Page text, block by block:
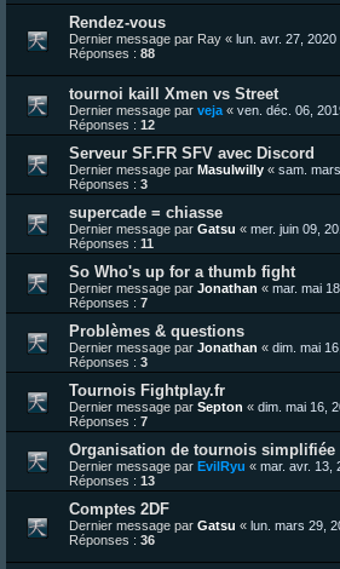
Rendez-vous
Dernier message par Ray « lun. avr. 27,
Réponses : 88
tournoi kaill Xmen vs Street
Dernier message par veja « ven. déc. 06,
Réponses : 12
Serveur SF.FR SFV avec Discord
Dernier message par Masulwilly « sam.
Réponses : 3
supercade = chiasse
Dernier message par Gatsu « mer. juin 09,
Réponses : 11
So Who's up for a thumb fight
Dernier message par Jonathan « mar. mai
Réponses : 7
Problèmes & questions
Dernier message par Jonathan « dim. mai
Réponses : 3
Tournois Fightplay.fr
Dernier message par Septon « dim. mai 16,
Réponses : 7
Organisation de tournois simplifiée
Dernier message par EvilRyu « mar. avr. 13,
Réponses : 13
Comptes 2DF
Dernier message par Gatsu « lun. mars 29,
Réponses : 36